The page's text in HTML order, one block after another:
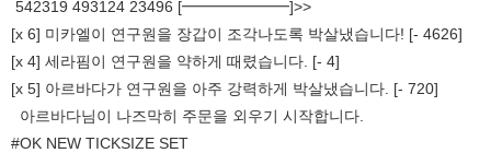
542319 493124 23496 [━━━━━━━]>>
[x 6] 미카엘이 연구원을 장갑이 조각나도록 박살냈습니다! [- 4626]
[x 4] 세라핌이 연구원을 약하게 때렸습니다. [- 4]
[x 5] 아르바다가 연구원을 아주 강력하게 박살냈습니다. [- 720]
아르바다님이 나즈막히 주문을 외우기 시작합니다.
#OK NEW TICKSIZE SET